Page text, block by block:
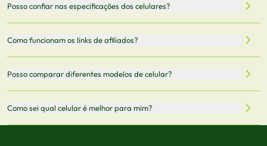
armazenamento, memória RAM, bateria e conectividade
5G.
vendedor antes de finalizar sua compra.
Posso confiar nas especificações dos celulares?
informações mais recentes de cada modelo.
Como funcionam os links de afiliados?
comissão sem custo adicional para você.
Posso comparar diferentes modelos de celular?
Sim! Você pode selecionar até 3 celulares para comparar
Como sei qual celular é melhor para mim?